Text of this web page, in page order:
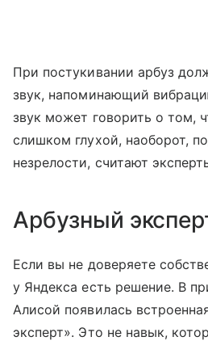
При постукивании арбуз
звук, напоминающий
звук может говорить о том,
слишком глухой, наоборот,
незрелости, считают
Арбузный
Если вы не доверяете
у Яндекса есть решение. В
Алисой появилась
эксперт». Это не навык,